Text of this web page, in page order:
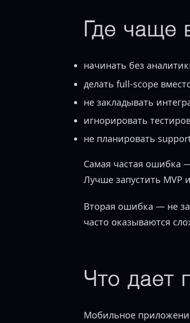
Где чаще
начинать без
делать full-scope
не закладывать
игнорировать
не планировать
Самая частая ошибка
Лучше запустить MVP
Вторая ошибка — не
часто оказываются
Что дает
Мобильное